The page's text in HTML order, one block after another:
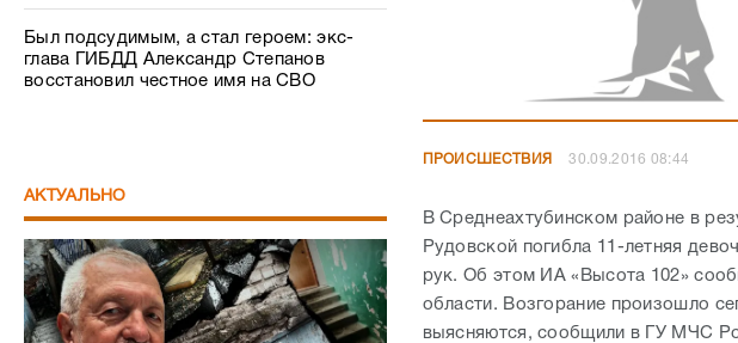
Был подсудимым, а стал героем: экс-
глава ГИБДД Александр Степанов
восстановил честное имя на СВО
АКТУАЛЬНО
ПРОИСШЕСТВИЯ 30.09.2016 08:44
В Среднеахтубинском районе в
Рудовской погибла 11-летняя
рук. Об этом ИА «Высота 102»
области. Возгорание произошло
выясняются, сообщили в ГУ МЧС